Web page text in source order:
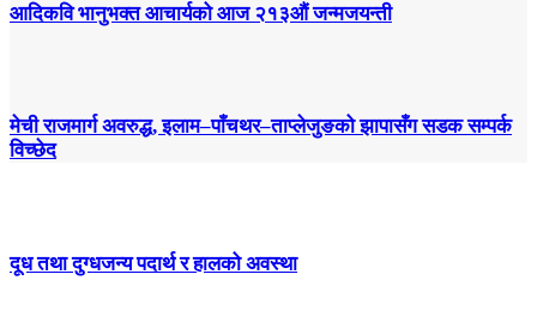
आदिकवि भानुभक्त आचार्यको आज २१३औं जन्मजयन्ती
मेची राजमार्ग अवरुद्ध, इलाम–पाँचथर–ताप्लेजुङको झापासँग सडक सम्पर्क
विच्छेद
दूध तथा दुग्धजन्य पदार्थ र हालको अवस्था